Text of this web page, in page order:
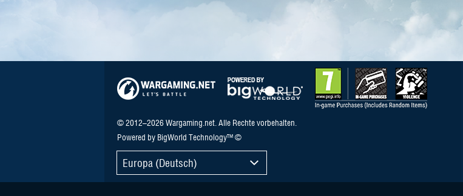
© 2012–2026 Wargaming.net. Alle Rechte vorbehalten.
Powered by BigWorld Technology™ ©
Europa (Deutsch)